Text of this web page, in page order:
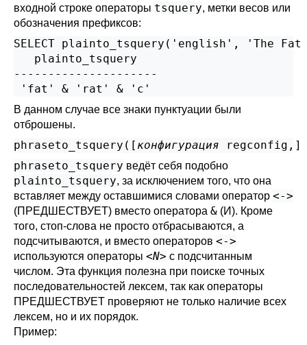
входной строке операторы tsquery, метки весов или
обозначения префиксов:
SELECT plainto_tsquery('english', 'The
   plainto_tsquery
---------------------
В данном случае все знаки пунктуации были
отброшены.
phraseto_tsquery([ конфигурация regconfig ,
phraseto_tsquery ведёт себя подобно
plainto_tsquery, за исключением того, что она
вставляет между оставшимися словами оператор <->
(ПРЕДШЕСТВУЕТ) вместо оператора & (И). Кроме
того, стоп-слова не просто отбрасываются, а
подсчитываются, и вместо операторов <->
используются операторы <N> с подсчитанным
числом. Эта функция полезна при поиске точных
последовательностей лексем, так как операторы
ПРЕДШЕСТВУЕТ проверяют не только наличие всех
лексем, но и их порядок.
Пример: